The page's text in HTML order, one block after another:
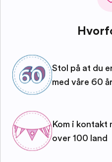
Stol på at du
med våre 60
Kom i kontakt
over 100 land